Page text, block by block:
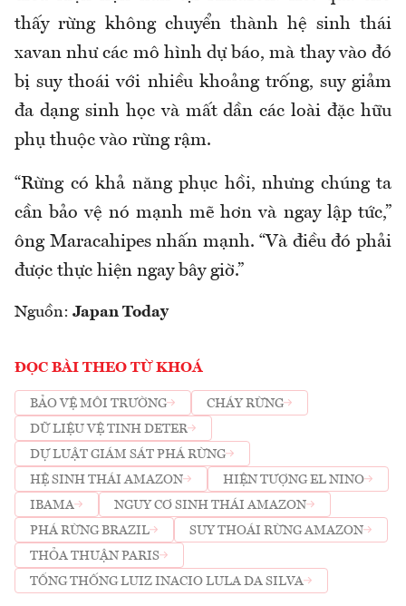
thấy rừng không chuyển thành hệ sinh thái
xavan như các mô hình dự báo, mà thay vào đó
bị suy thoái với nhiều khoảng trống, suy giảm
đa dạng sinh học và mất dần các loài đặc hữu
phụ thuộc vào rừng rậm.
“Rừng có khả năng phục hồi, nhưng chúng ta
cần bảo vệ nó mạnh mẽ hơn và ngay lập tức,”
ông Maracahipes nhấn mạnh. “Và điều đó phải
được thực hiện ngay bây giờ.”
Nguồn: Japan Today
ĐỌC BÀI THEO TỪ KHOÁ
BẢO VỆ MÔI TRƯỜNG
CHÁY RỪNG
DỮ LIỆU VỆ TINH DETER
DỰ LUẬT GIÁM SÁT PHÁ RỪNG
HỆ SINH THÁI AMAZON
HIỆN TƯỢNG EL NINO
IBAMA
NGUY CƠ SINH THÁI AMAZON
PHÁ RỪNG BRAZIL
SUY THOÁI RỪNG AMAZON
THỎA THUẬN PARIS
TỔNG THỐNG LUIZ INACIO LULA DA SILVA